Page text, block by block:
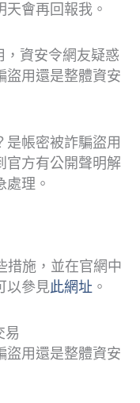
會再回報我。
盜用還是整體資安
是帳密被詐騙盜用
官方有公開聲明解
理。
措施，並在官網中
以參見此網址 。
盜用還是整體資安